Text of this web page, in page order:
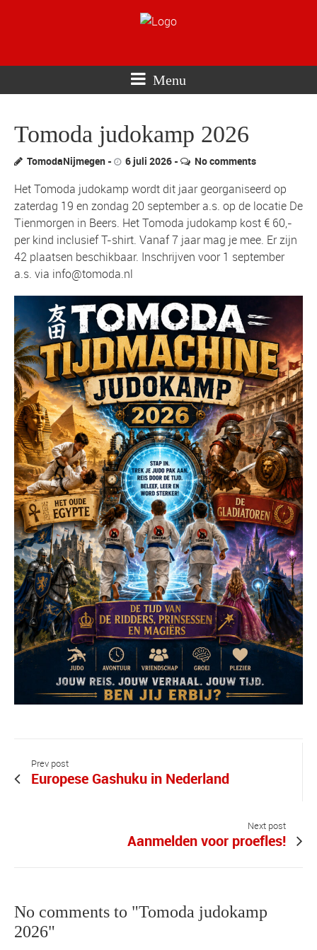
Menu
Tomoda judokamp 2026
TomodaNijmegen 6 juli 2026 No comments
Het Tomoda judokamp wordt dit jaar georganiseerd op
zaterdag 19 en zondag 20 september a.s. op de locatie De
Tienmorgen in Beers. Het Tomoda judokamp kost € 60,-
per kind inclusief T-shirt. Vanaf 7 jaar mag je mee. Er zijn
42 plaatsen beschikbaar. Inschrijven voor 1 september
a.s. via info@tomoda.nl
Prev post
Europese Gashuku in Nederland
Next post
Aanmelden voor proefles!
No comments to "Tomoda judokamp
2026"